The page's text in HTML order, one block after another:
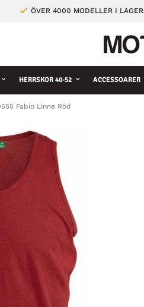
ÖVER 4000 MODELLER I LAGER
HERRSKOR 40-52 ACCESSOARER
Fabio Linne Röd